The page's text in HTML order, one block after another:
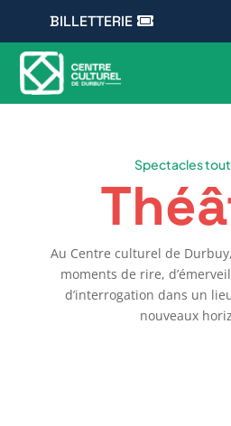
BILLETTERIE
Spectacles
Au Centre culturel de
moments de rire,
d’interrogation dans un
nouveaux